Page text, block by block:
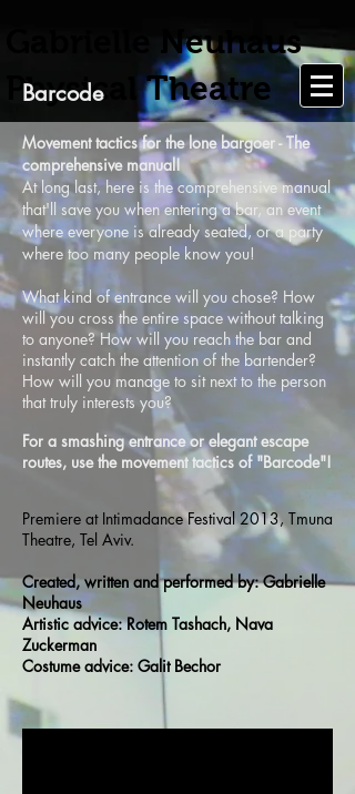
Gabrielle Neuhaus
Physical Theatre
Barcode
Movement tactics for the lone bargoer - The
comprehensive manual!
At long last, here is the comprehensive manual
that'll save you when entering a bar, an event
where everyone is already seated, or a party
where too many people know you!
What kind of entrance will you chose? How
will you cross the entire space without talking
to anyone? How will you reach the bar and
instantly catch the attention of the bartender?
How will you manage to sit next to the person
that truly interests you?
For a smashing entrance or elegant escape
routes, use the movement tactics of "Barcode"!
Premiere at Intimadance Festival 2013, Tmuna
Theatre, Tel Aviv.
Created, written and performed by: Gabrielle
Neuhaus
Artistic advice: Rotem Tashach, Nava
Zuckerman
Costume advice: Galit Bechor